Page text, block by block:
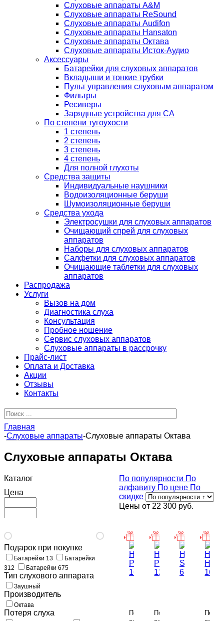
Слуховые аппараты A&M
Слуховые аппараты ReSound
Слуховые аппараты Audifon
Слуховые аппараты Hansaton
Слуховые аппараты Октава
Слуховые аппараты Исток-Аудио
Аксессуары
Батарейки для слуховых аппаратов
Вкладыши и тонкие трубки
Пульт управления слуховым аппаратом
Фильтры
Ресиверы
Зарядные устройства для СА
По степени тугоухости
1 степень
2 степень
3 степень
4 степень
Для полной глухоты
Средства защиты
Индивидуальные наушники
Водоизоляционные беруши
Шумоизоляционные беруши
Средства ухода
Электросушки для слуховых аппаратов
Очищающий спрей для слуховых
аппаратов
Наборы для слуховых аппаратов
Салфетки для слуховых аппаратов
Очищающие таблетки для слуховых
аппаратов
Распродажа
Услуги
Вызов на дом
Диагностика слуха
Консультация
Пробное ношение
Сервис слуховых аппаратов
Слуховые аппараты в рассрочку
Прайс-лист
Оплата и Доставка
Акции
Отзывы
Контакты
Главная
-Слуховые аппараты-Слуховые аппараты Октава
Слуховые аппараты Октава
Каталог
Цена
Подарок при покупке
Батарейки 13
Батарейки
312
Батарейки 675
Тип слухового аппарата
Заушный
Производитель
Октава
Потеря слуха
По популярности По
алфавиту По цене По
скидке
Цены от 22 300 руб.
16
По
12
По
16
По